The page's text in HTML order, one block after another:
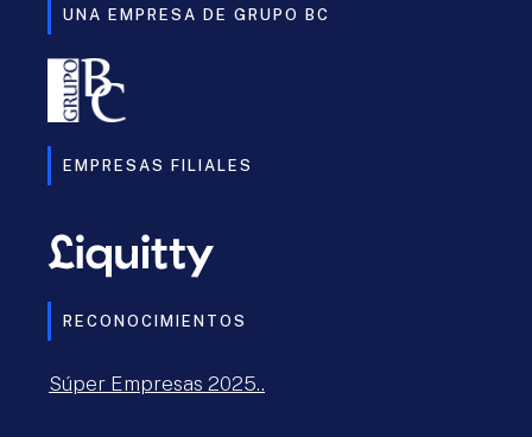
UNA EMPRESA DE GRUPO BC
EMPRESAS FILIALES
RECONOCIMIENTOS
Súper Empresas 2025..